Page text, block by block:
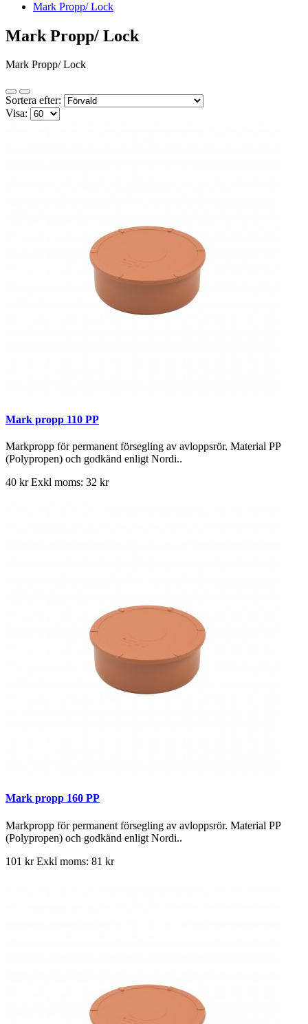
Mark Propp/ Lock
Mark Propp/ Lock
Mark Propp/ Lock
Sortera efter:
Visa:
Mark propp 110 PP
Markpropp för permanent försegling av avloppsrör. Material PP
(Polypropen) och godkänd enligt Nordi..
40 krExkl moms: 32 kr
Mark propp 160 PP
Markpropp för permanent försegling av avloppsrör. Material PP
(Polypropen) och godkänd enligt Nordi..
101 krExkl moms: 81 kr